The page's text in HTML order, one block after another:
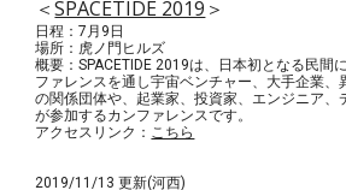
＜SPACETIDE 2019 ＞
日程：7月9日
場所：虎ノ門ヒルズ
概要：SPACETIDE 2019は、日本初となる民間
ファレンスを通し宇宙ベンチャー、大手企業、
の関係団体や、起業家、投資家、エンジニア、
が参加するカンファレンスです。
アクセスリンク： こちら
2019/11/13 更新(河西)